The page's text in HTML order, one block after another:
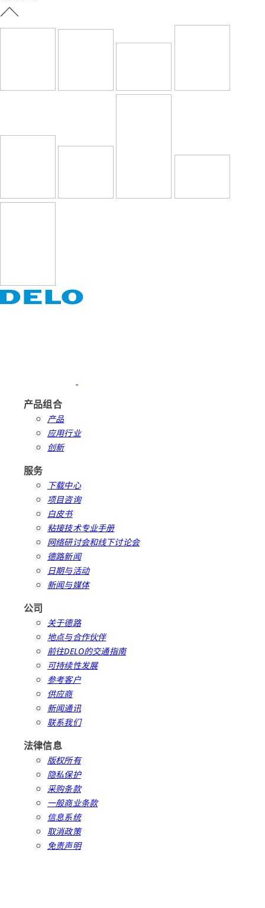
产品组合
产品
应用行业
创新
服务
下载中心
项目咨询
白皮书
粘接技术专业手册
网络研讨会和线下讨论会
德路新闻
日期与活动
新闻与媒体
公司
关于德路
地点与合作伙伴
前往DELO的交通指南
可持续性发展
参考客户
供应商
新闻通讯
联系我们
法律信息
版权所有
隐私保护
采购条款
一般商业条款
信息系统
取消政策
免责声明